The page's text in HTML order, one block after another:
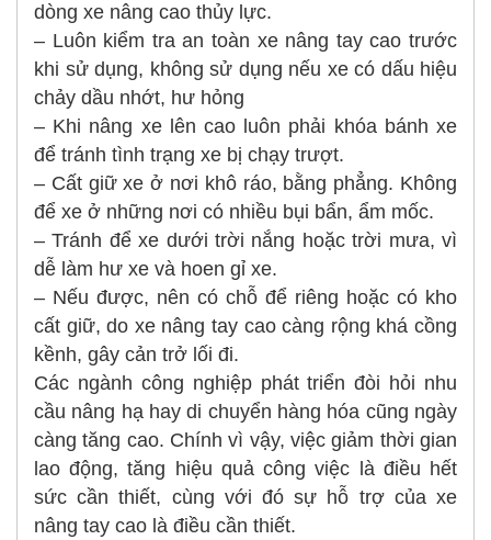
dòng xe nâng cao thủy lực.
– Luôn kiểm tra an toàn xe nâng tay cao trước
khi sử dụng, không sử dụng nếu xe có dấu hiệu
chảy dầu nhớt, hư hỏng
– Khi nâng xe lên cao luôn phải khóa bánh xe
để tránh tình trạng xe bị chạy trượt.
– Cất giữ xe ở nơi khô ráo, bằng phẳng. Không
để xe ở những nơi có nhiều bụi bẩn, ẩm mốc.
– Tránh để xe dưới trời nắng hoặc trời mưa, vì
dễ làm hư xe và hoen gỉ xe.
– Nếu được, nên có chỗ để riêng hoặc có kho
cất giữ, do xe nâng tay cao càng rộng khá cồng
kềnh, gây cản trở lối đi.
Các ngành công nghiệp phát triển đòi hỏi nhu
cầu nâng hạ hay di chuyển hàng hóa cũng ngày
càng tăng cao. Chính vì vậy, việc giảm thời gian
lao động, tăng hiệu quả công việc là điều hết
sức cần thiết, cùng với đó sự hỗ trợ của xe
nâng tay cao là điều cần thiết.